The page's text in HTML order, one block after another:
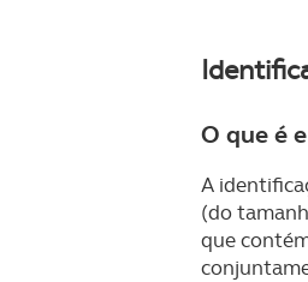
O que é
A
(do
que